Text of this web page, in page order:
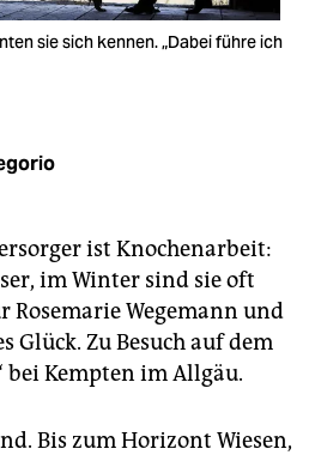
sie sich kennen. „Dabei führe ich
ist Knochenarbeit:
im Winter sind sie oft
Rosemarie Wegemann und
Glück. Zu Besuch auf dem
Kempten im Allgäu.
Bis zum Horizont Wiesen,